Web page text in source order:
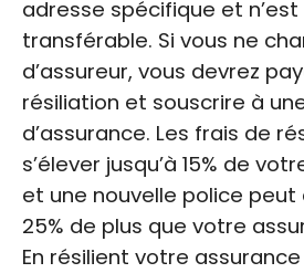
adresse spécifique et n’est
transférable. Si vous ne
d’assureur, vous devrez
résiliation et souscrire à
d’assurance. Les frais de
s’élever jusqu’à 15% de
et une nouvelle police peut
25% de plus que votre
En résilient votre